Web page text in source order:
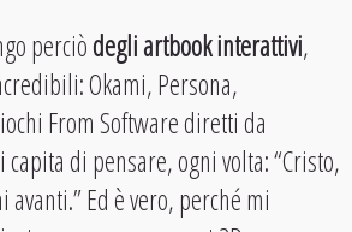
perciòdegli artbook interattivi,
Okami, Persona,
From Software diretti da
di pensare, ogni volta: “Cristo,
Ed è vero, perché mi